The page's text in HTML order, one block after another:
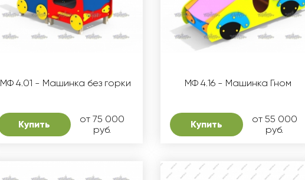
МФ 4.01 - Машинка без горки
Купить
от 75 000
руб.
МФ 4.16 - Машинка Гном
Купить
от 55 000
руб.